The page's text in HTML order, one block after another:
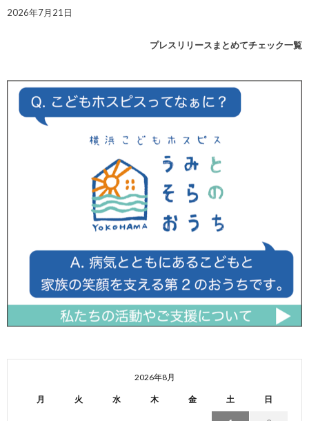
2026年7月21日
プレスリリースまとめてチェック一覧
2026年8月
月 火 水 木 金 土 日